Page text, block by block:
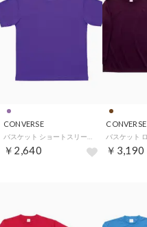
CONVERSE
￥2,640
CONVERSE
￥3,190